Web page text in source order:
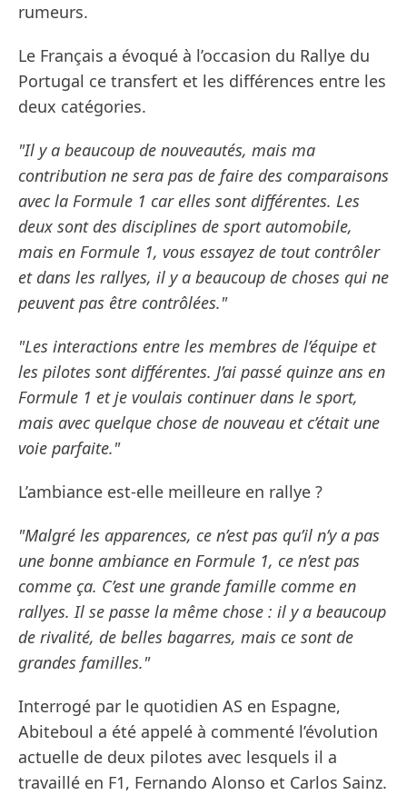
rumeurs.
Le Français a évoqué à l’occasion du Rallye du
Portugal ce transfert et les différences entre les
deux catégories.
"Il y a beaucoup de nouveautés, mais ma
contribution ne sera pas de faire des comparaisons
avec la Formule 1 car elles sont différentes. Les
deux sont des disciplines de sport automobile,
mais en Formule 1, vous essayez de tout contrôler
et dans les rallyes, il y a beaucoup de choses qui ne
peuvent pas être contrôlées."
"Les interactions entre les membres de l’équipe et
les pilotes sont différentes. J’ai passé quinze ans en
Formule 1 et je voulais continuer dans le sport,
mais avec quelque chose de nouveau et c’était une
voie parfaite."
L’ambiance est-elle meilleure en rallye ?
"Malgré les apparences, ce n’est pas qu’il n’y a pas
une bonne ambiance en Formule 1, ce n’est pas
comme ça. C’est une grande famille comme en
rallyes. Il se passe la même chose : il y a beaucoup
de rivalité, de belles bagarres, mais ce sont de
grandes familles."
Interrogé par le quotidien AS en Espagne,
Abiteboul a été appelé à commenté l’évolution
actuelle de deux pilotes avec lesquels il a
travaillé en F1, Fernando Alonso et Carlos Sainz.